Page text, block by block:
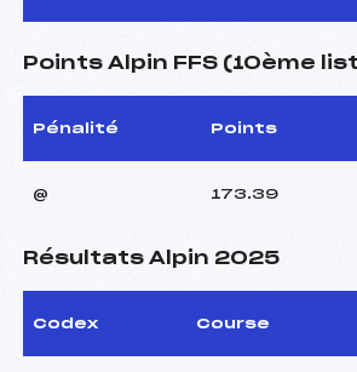
Points Alpin FFS (10ème
Pénalité Points
@ 173.39
Résultats Alpin 2025
Codex Course